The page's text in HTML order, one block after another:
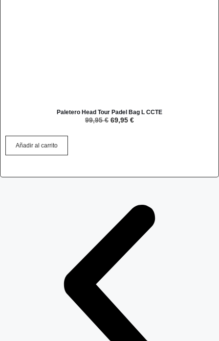
Paletero Head Tour Padel Bag L CCTE
99,95€ 69,95 €
Añadir al carrito